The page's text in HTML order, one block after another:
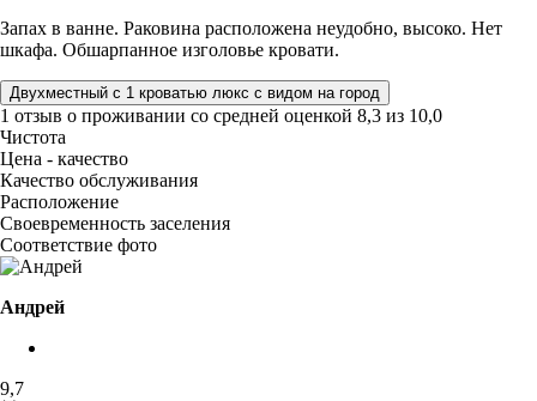
Запах в ванне. Раковина расположена неудобно, высоко. Нет
шкафа. Обшарпанное изголовье кровати.
Двухместный с 1 кроватью люкс с видом на город
1 отзыв о проживании со средней оценкой 8,3 из 10,0
Чистота
Цена - качество
Качество обслуживания
Расположение
Своевременность заселения
Соответствие фото
Андрей
9,7